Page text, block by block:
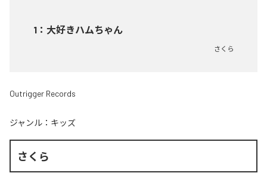
1 ： 大好きハムちゃん
さくら
Outrigger Records
ジャンル： キッズ
さくら